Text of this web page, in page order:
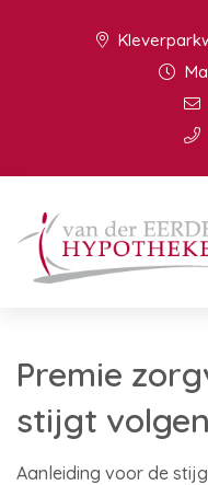
Premie
stijgt
Aanleiding voor de